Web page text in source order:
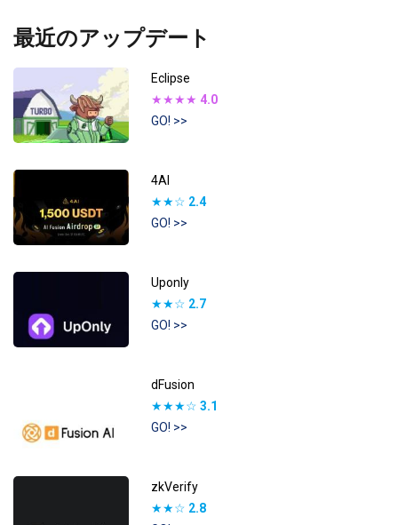
最近のアップデート
Eclipse
★★★★ 4.0
GO! >>
4AI
★★☆ 2.4
GO! >>
Uponly
★★☆ 2.7
GO! >>
dFusion
★★★☆ 3.1
GO! >>
zkVerify
★★☆ 2.8